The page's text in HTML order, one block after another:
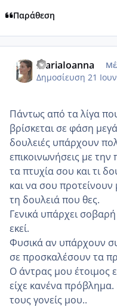
Παράθεση
MariaIoanna
Δημοσίευση 21
Πάντως από τα λίγα
βρίσκεται σε φάση
δουλειές υπάρχουν
επικοινωνήσεις με την
τα πτυχία σου και τι
και να σου
τη δουλειά που θες.
Γενικά υπάρχει
εκεί.
Φυσικά αν υπάρχουν
σε προσκαλέσουν τα
Ο άντρας μου έτοιμος
είχε κανένα
τους γονείς μου..